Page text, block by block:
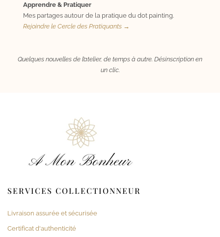
Apprendre & Pratiquer
Mes partages autour de la pratique du dot painting.
Rejoindre le Cercle des Pratiquants →
Quelques nouvelles de l’atelier, de temps à autre. Désinscription en
un clic.
SERVICES COLLECTIONNEUR
Livraison assurée et sécurisée
Certificat d'authenticité